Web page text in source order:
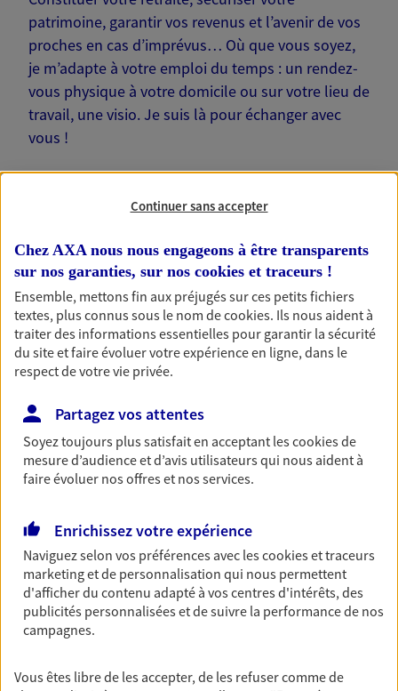
patrimoine, garantir vos revenus et l’avenir de vos
proches en cas d’imprévus… Où que vous soyez,
je m’adapte à votre emploi du temps : un rendez-
vous physique à votre domicile ou sur votre lieu de
travail, une visio. Je suis là pour échanger avec
vous !
Nos offres phares
Épargne
Réalisez vos projets grâce à votre épargne : achat
immobilier, études des enfants ou voyage autour
simplement, selon votre profil.
Découvrir les offres Épargne
Préparez sereinement ce nouveau chapitre de
votre vie avec les conseils d'un expert. Découvrez
notre solution PER (Plan Epargne Retraite)
spécialement conçue pour la retraite.
Découvrir l'offre Retraite
Prévoyance
Continuer sans accepter
Chez AXA nous nous engageons à être transparents
sur nos garanties, sur nos cookies et traceurs !
Ensemble, mettons fin aux préjugés sur ces petits fichiers
textes, plus connus sous le nom decookies. Ils nous aident à
traiter des informations essentielles pour garantir la sécurité
du site et faire évoluer votre expérience en ligne, dans le
respect de votre vie privée.
Partagez vos attentes
Soyez toujours plus satisfait en acceptant lescookiesde
mesure d’audience et d’avis utilisateurs qui nous aident à
faire évoluer nos offres et nos services.
Enrichissez votre expérience
Naviguez selon vos préférences avec lescookies et traceurs
marketing et de personnalisation qui nous permettent
d'afficher du contenu adapté à vos centres d'intérêts, des
publicités personnalisées et de suivre la performance de nos
campagnes.
Vous êtes libre de les accepter, de les refuser comme de